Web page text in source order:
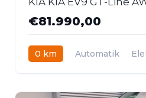
€81.990,00
0 km Automatik